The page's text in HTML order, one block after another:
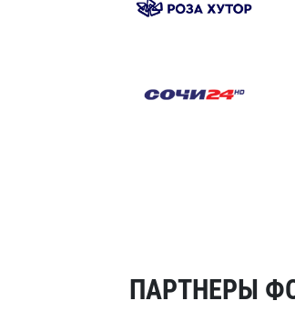
ПАРТНЕРЫ